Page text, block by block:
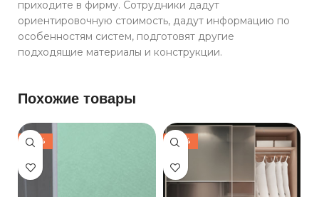
приходите в фирму. Сотрудники дадут
ориентировочную стоимость, дадут информацию по
особенностям систем, подготовят другие
подходящие материалы и конструкции.
Похожие товары
-30% -30%